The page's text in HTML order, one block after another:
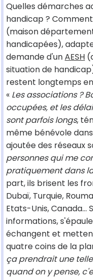
Quelles démarches
handicap ?
(maison
handicapées),
demande d'unAESH
situation de
restent longtemps
« Les associations ?
occupées, et les
sont parfois longs,
même bénévole
ajoutée des réseaux
personnes qui me
pratiquement dans
part, ils brisent les
Dubaï, Turquie,
Etats-Unis,
informations,
échangent et
quatre coins de la
ça prendrait une
quand on y pense,